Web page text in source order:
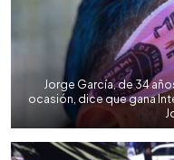
Jorge García, de 34
ocasión, dice que gana